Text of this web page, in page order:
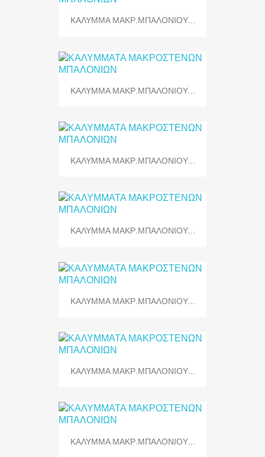
ΚΑΛΥΜΜΑ ΜΑΚΡ.ΜΠΑΛΟΝΙΟΥ...
ΚΑΛΥΜΜΑ ΜΑΚΡ.ΜΠΑΛΟΝΙΟΥ...
ΚΑΛΥΜΜΑ ΜΑΚΡ.ΜΠΑΛΟΝΙΟΥ...
ΚΑΛΥΜΜΑ ΜΑΚΡ.ΜΠΑΛΟΝΙΟΥ...
ΚΑΛΥΜΜΑ ΜΑΚΡ.ΜΠΑΛΟΝΙΟΥ...
ΚΑΛΥΜΜΑ ΜΑΚΡ.ΜΠΑΛΟΝΙΟΥ...
ΚΑΛΥΜΜΑ ΜΑΚΡ.ΜΠΑΛΟΝΙΟΥ...